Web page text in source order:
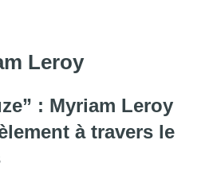
Leroy
: Myriam Leroy
à travers le